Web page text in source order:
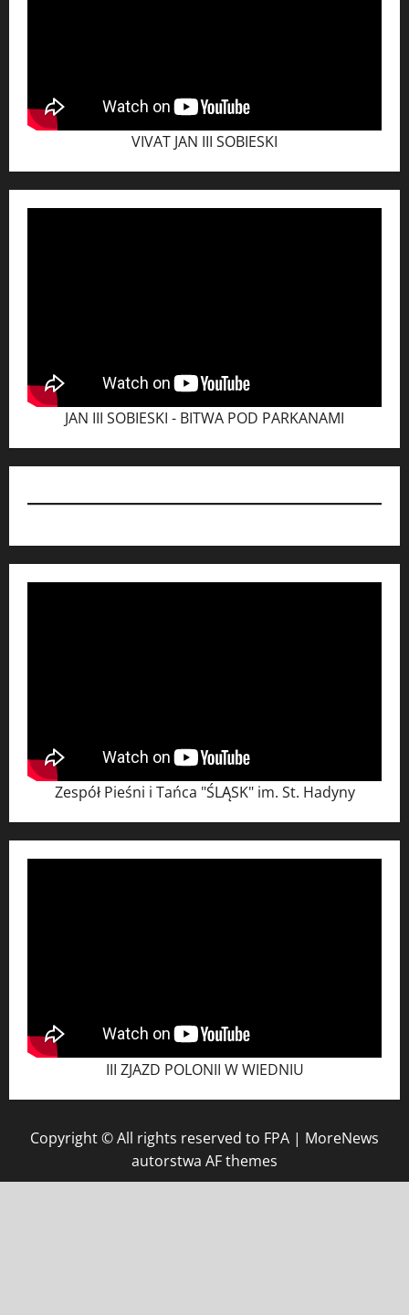
VIVAT JAN III SOBIESKI
JAN III SOBIESKI - BITWA POD PARKANAMI
Zespół Pieśni i Tańca "ŚLĄSK" im. St. Hadyny
III ZJAZD POLONII W WIEDNIU
Copyright © All rights reserved to FPA | MoreNews
autorstwa AF themes